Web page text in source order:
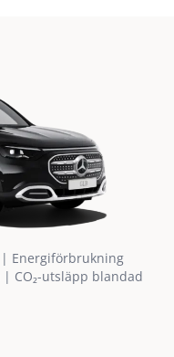
| Energiförbrukning
CO₂-utsläpp blandad